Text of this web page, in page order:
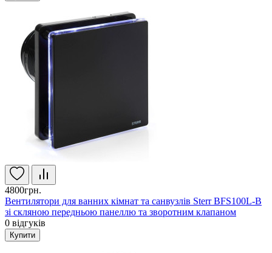
4800грн.
Вентилятори для ванних кімнат та санвузлів Sterr BFS100L-B
зі скляною передньою панеллю та зворотним клапаном
0 відгуків
Купити